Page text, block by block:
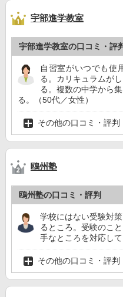
宇部進学教室
宇部進学教室の口コミ・評
自習室がいつでも使
る。カリキュラムが
る。複数の中学から
る。（50代／女性）
その他の口コミ・評判
鴎州塾
鴎州塾の口コミ・評判
学校にはない受験対
るところ。受験のこ
手なところを対応し
その他の口コミ・評判